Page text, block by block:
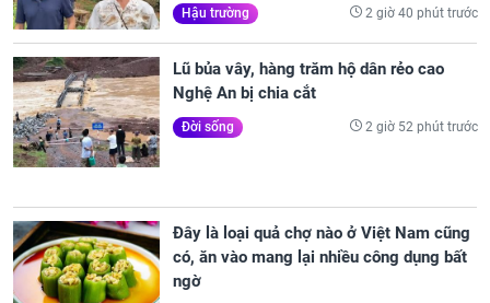
Hậu trường 2 giờ 40 phút trước
Lũ bủa vây, hàng trăm hộ dân rẻo cao
Nghệ An bị chia cắt
Đời sống 2 giờ 52 phút trước
Đây là loại quả chợ nào ở Việt Nam cũng
có, ăn vào mang lại nhiều công dụng bất
ngờ